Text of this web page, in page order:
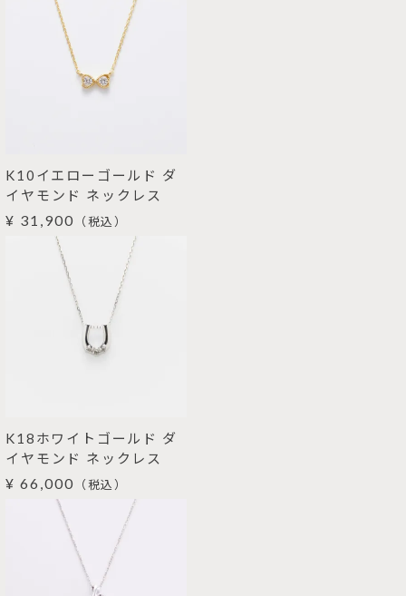
K10イエローゴールド ダ
イヤモンド ネックレス
¥ 31,900 （税込）
K18ホワイトゴールド ダ
イヤモンド ネックレス
¥ 66,000 （税込）